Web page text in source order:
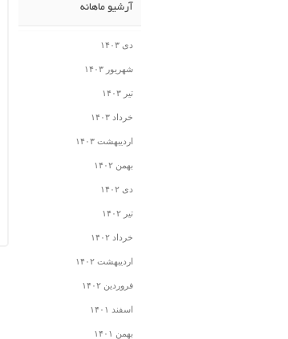
آرشیو ماهانه
دی ۱۴۰۳
شهریور ۱۴۰۳
تیر ۱۴۰۳
خرداد ۱۴۰۳
اردیبهشت ۱۴۰۳
بهمن ۱۴۰۲
دی ۱۴۰۲
تیر ۱۴۰۲
خرداد ۱۴۰۲
اردیبهشت ۱۴۰۲
فروردین ۱۴۰۲
اسفند ۱۴۰۱
بهمن ۱۴۰۱